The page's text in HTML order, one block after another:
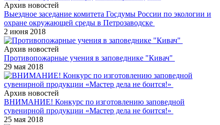
Архив новостей
Выездное заседание комитета Госдумы России по экологии и
охране окружающей среды в Петрозаводске
2 июня 2018
Архив новостей
Противопожарные учения в заповеднике "Кивач"
29 мая 2018
Архив новостей
ВНИМАНИЕ! Конкурс по изготовлению заповедной
сувенирной продукции «Мастер дела не боится!»
25 мая 2018